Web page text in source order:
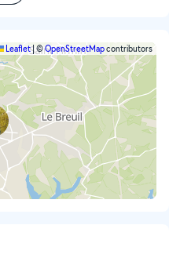
Leaflet|©OpenStreetMapcontributors